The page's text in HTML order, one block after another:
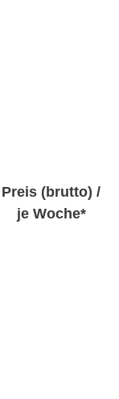
Preis (brutto) /
je Woche*